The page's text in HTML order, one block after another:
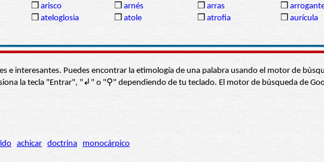
❒ arisco ❒ arnés ❒ arras ❒
❒ ateloglosia ❒ atole ❒ atrofia ❒ aurícula
e interesantes. Puedes encontrar la etimología de una palabra usando el motor de
la tecla "Entrar", "↲" o "⚲" dependiendo de tu teclado. El motor de búsqueda de
achicar doctrina monocárpico